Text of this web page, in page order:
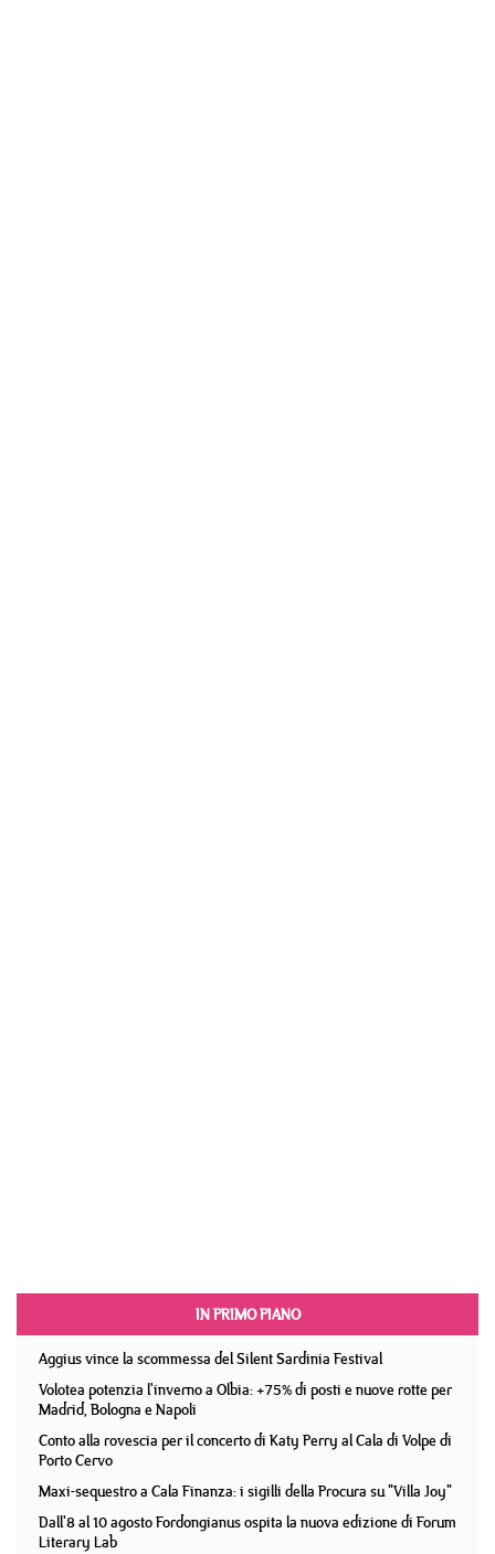
IN PRIMO PIANO
Aggius vince la scommessa del Silent Sardinia Festival
Volotea potenzia l'inverno a Olbia: +75% di posti e nuove rotte per
Madrid, Bologna e Napoli
Conto alla rovescia per il concerto di Katy Perry al Cala di Volpe di
Porto Cervo
Maxi-sequestro a Cala Finanza: i sigilli della Procura su "Villa Joy"
Dall'8 al 10 agosto Fordongianus ospita la nuova edizione di Forum
Literary Lab